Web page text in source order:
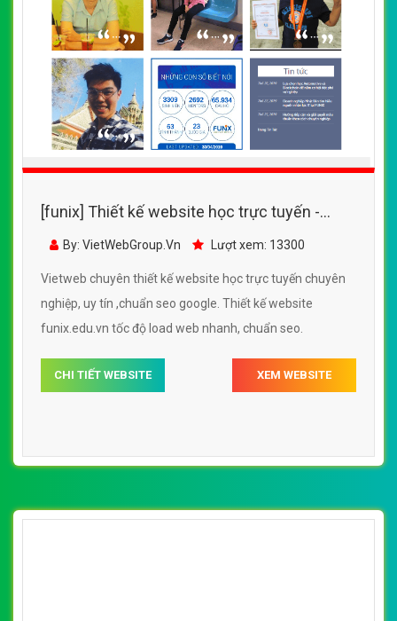
[funix] Thiết kế website học trực tuyến -
funix.edu.vn đẹp SEO tốt
By: VietWebGroup.Vn Lượt xem: 13300
Vietweb chuyên thiết kế website học trực tuyến chuyên
nghiệp, uy tín ,chuẩn seo google. Thiết kế website
funix.edu.vn tốc độ load web nhanh, chuẩn seo.
CHI TIẾT WEBSITE XEM WEBSITE